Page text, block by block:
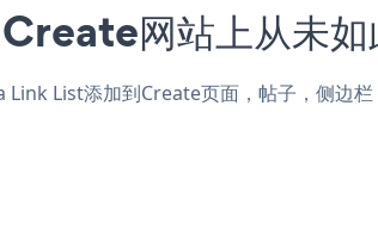
网站上从未如
List添加到Create页面，帖子，侧边栏